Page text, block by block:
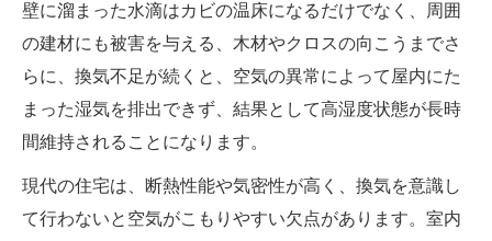
壁に溜まった水滴はカビの温床になるだけでなく、周囲
の建材にも被害を与える、木材やクロスの向こうまでさ
らに、換気不足が続くと、空気の異常によって屋内にた
まった湿気を排出できず、結果として高湿度状態が長時
間維持されることになります。
現代の住宅は、断熱性能や気密性が高く、換気を意識し
て行わないと空気がこもりやすい欠点があります。室内